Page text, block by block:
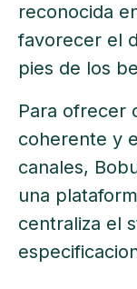
reconocida
favorecer el
pies de los
Para ofrecer
coherente y
canales,
una
centraliza el